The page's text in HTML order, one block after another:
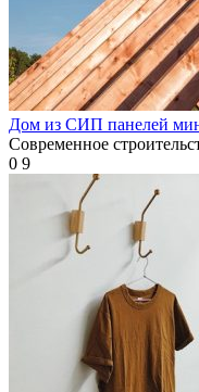
Дом из СИП панелей
Современное
0 9